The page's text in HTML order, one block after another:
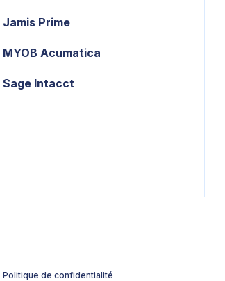
Jamis Prime
MYOB Acumatica
Sage Intacct
Politique de confidentialité